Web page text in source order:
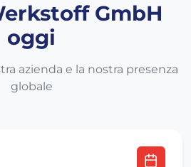
GmbH
oggi
azienda e la nostra presenza
globale